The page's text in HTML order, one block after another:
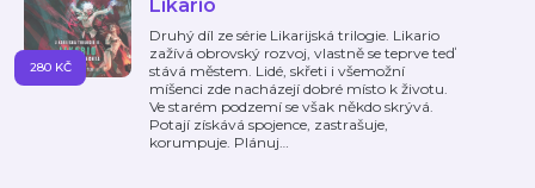
Likario
Druhý díl ze série Likarijská trilogie. Likario
zažívá obrovský rozvoj, vlastně se teprve teď
stává městem. Lidé, skřeti i všemožní
míšenci zde nacházejí dobré místo k životu.
Ve starém podzemí se však někdo skrývá.
Potají získává spojence, zastrašuje,
korumpuje. Plánuj…
280 KČ